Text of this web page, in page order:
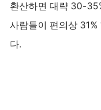
환산하면 대략 30-
사람들이 편의상
다.